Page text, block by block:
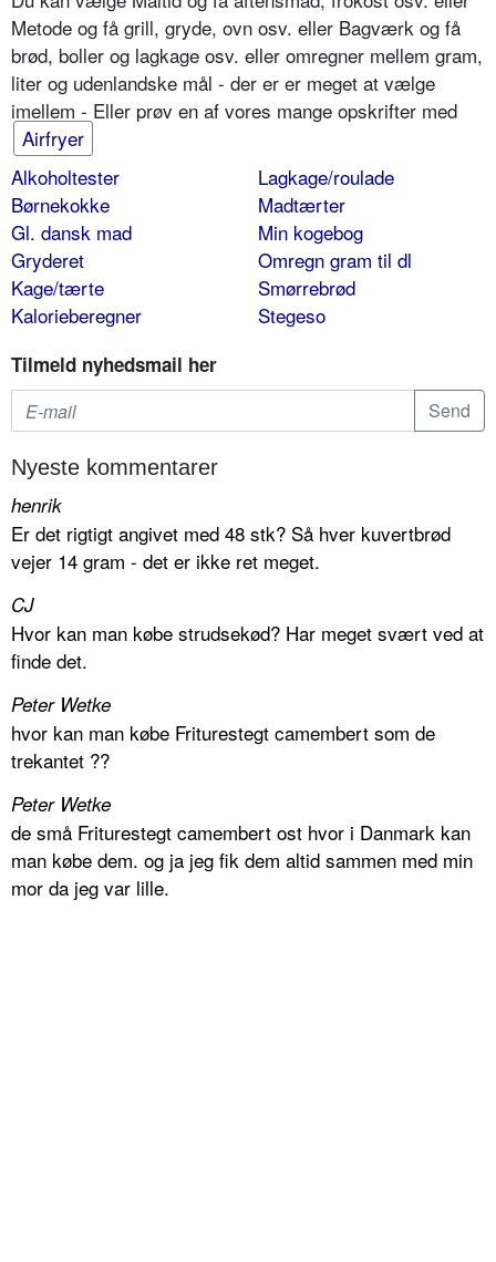
Metode og få grill, gryde, ovn osv. eller Bagværk og få
brød, boller og lagkage osv. eller omregner mellem gram,
liter og udenlandske mål - der er er meget at vælge
imellem - Eller prøv en af vores mange opskrifter med
Airfryer
Alkoholtester
Børnekokke
Gl. dansk mad
Gryderet
Kage/tærte
Kalorieberegner
Lagkage/roulade
Madtærter
Min kogebog
Omregn gram til dl
Smørrebrød
Stegeso
Tilmeld nyhedsmail her
Nyeste kommentarer
henrik
Er det rigtigt angivet med 48 stk? Så hver kuvertbrød
vejer 14 gram - det er ikke ret meget.
CJ
Hvor kan man købe strudsekød? Har meget svært ved at
finde det.
Peter Wetke
hvor kan man købe Friturestegt camembert som de
trekantet ??
Peter Wetke
de små Friturestegt camembert ost hvor i Danmark kan
man købe dem. og ja jeg fik dem altid sammen med min
mor da jeg var lille.